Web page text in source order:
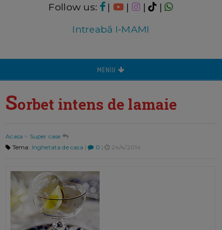
Follow us: | | |
|
Intreabă I-MAMI
MENIU
Sorbet intens de lamaie
Acasa > Super case
Tema: Inghetata de casa | 0 | 24/4/2014